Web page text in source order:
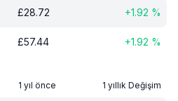
£28.72 +1.92 %
£57.44 +1.92 %
1 yıl önce 1 yıllık Değişim